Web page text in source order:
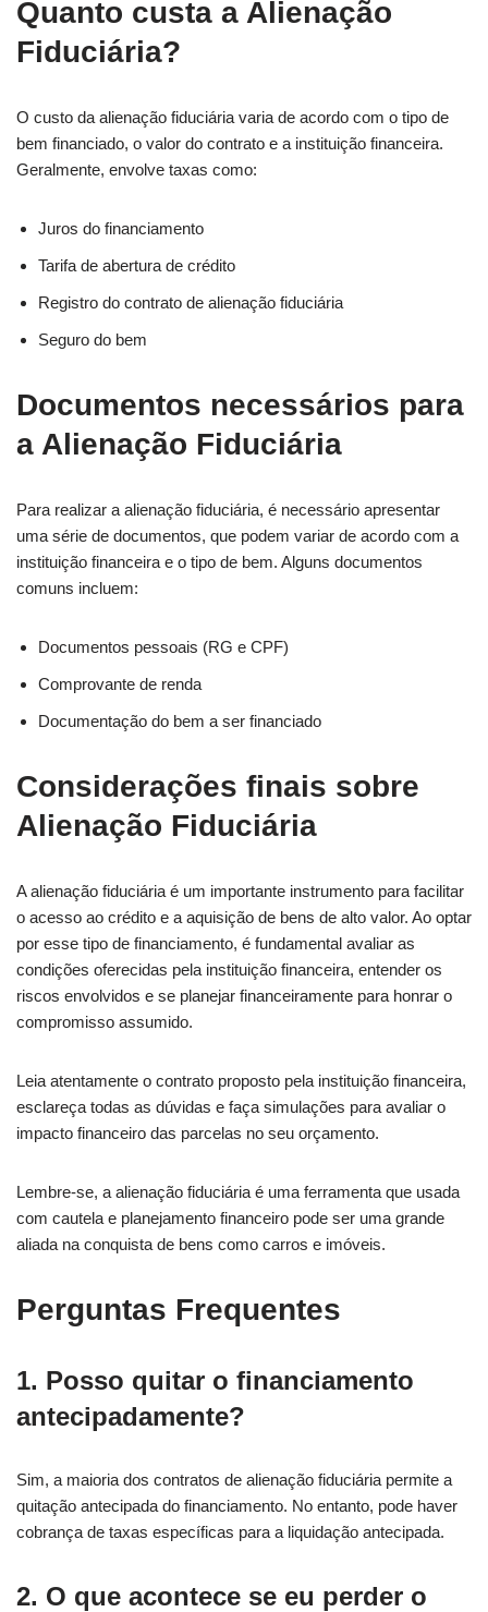
Quanto custa a Alienação
Fiduciária?
O custo da alienação fiduciária varia de acordo com o tipo de
bem financiado, o valor do contrato e a instituição financeira.
Geralmente, envolve taxas como:
Juros do financiamento
Tarifa de abertura de crédito
Registro do contrato de alienação fiduciária
Seguro do bem
Documentos necessários para
a Alienação Fiduciária
Para realizar a alienação fiduciária, é necessário apresentar
uma série de documentos, que podem variar de acordo com a
instituição financeira e o tipo de bem. Alguns documentos
comuns incluem:
Documentos pessoais (RG e CPF)
Comprovante de renda
Documentação do bem a ser financiado
Considerações finais sobre
Alienação Fiduciária
A alienação fiduciária é um importante instrumento para facilitar
o acesso ao crédito e a aquisição de bens de alto valor. Ao optar
por esse tipo de financiamento, é fundamental avaliar as
condições oferecidas pela instituição financeira, entender os
riscos envolvidos e se planejar financeiramente para honrar o
compromisso assumido.
Leia atentamente o contrato proposto pela instituição financeira,
esclareça todas as dúvidas e faça simulações para avaliar o
impacto financeiro das parcelas no seu orçamento.
Lembre-se, a alienação fiduciária é uma ferramenta que usada
com cautela e planejamento financeiro pode ser uma grande
aliada na conquista de bens como carros e imóveis.
Perguntas Frequentes
1. Posso quitar o financiamento
antecipadamente?
Sim, a maioria dos contratos de alienação fiduciária permite a
quitação antecipada do financiamento. No entanto, pode haver
cobrança de taxas específicas para a liquidação antecipada.
2. O que acontece se eu perder o